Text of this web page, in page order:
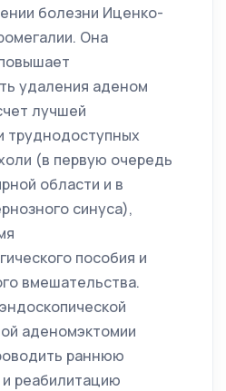
болезни Иценко-
Она
удаления аденом
лучшей
труднодоступных
(в первую очередь
области и в
синуса),
пособия и
вмешательства.
аденомэктомии
раннюю
реабилитацию